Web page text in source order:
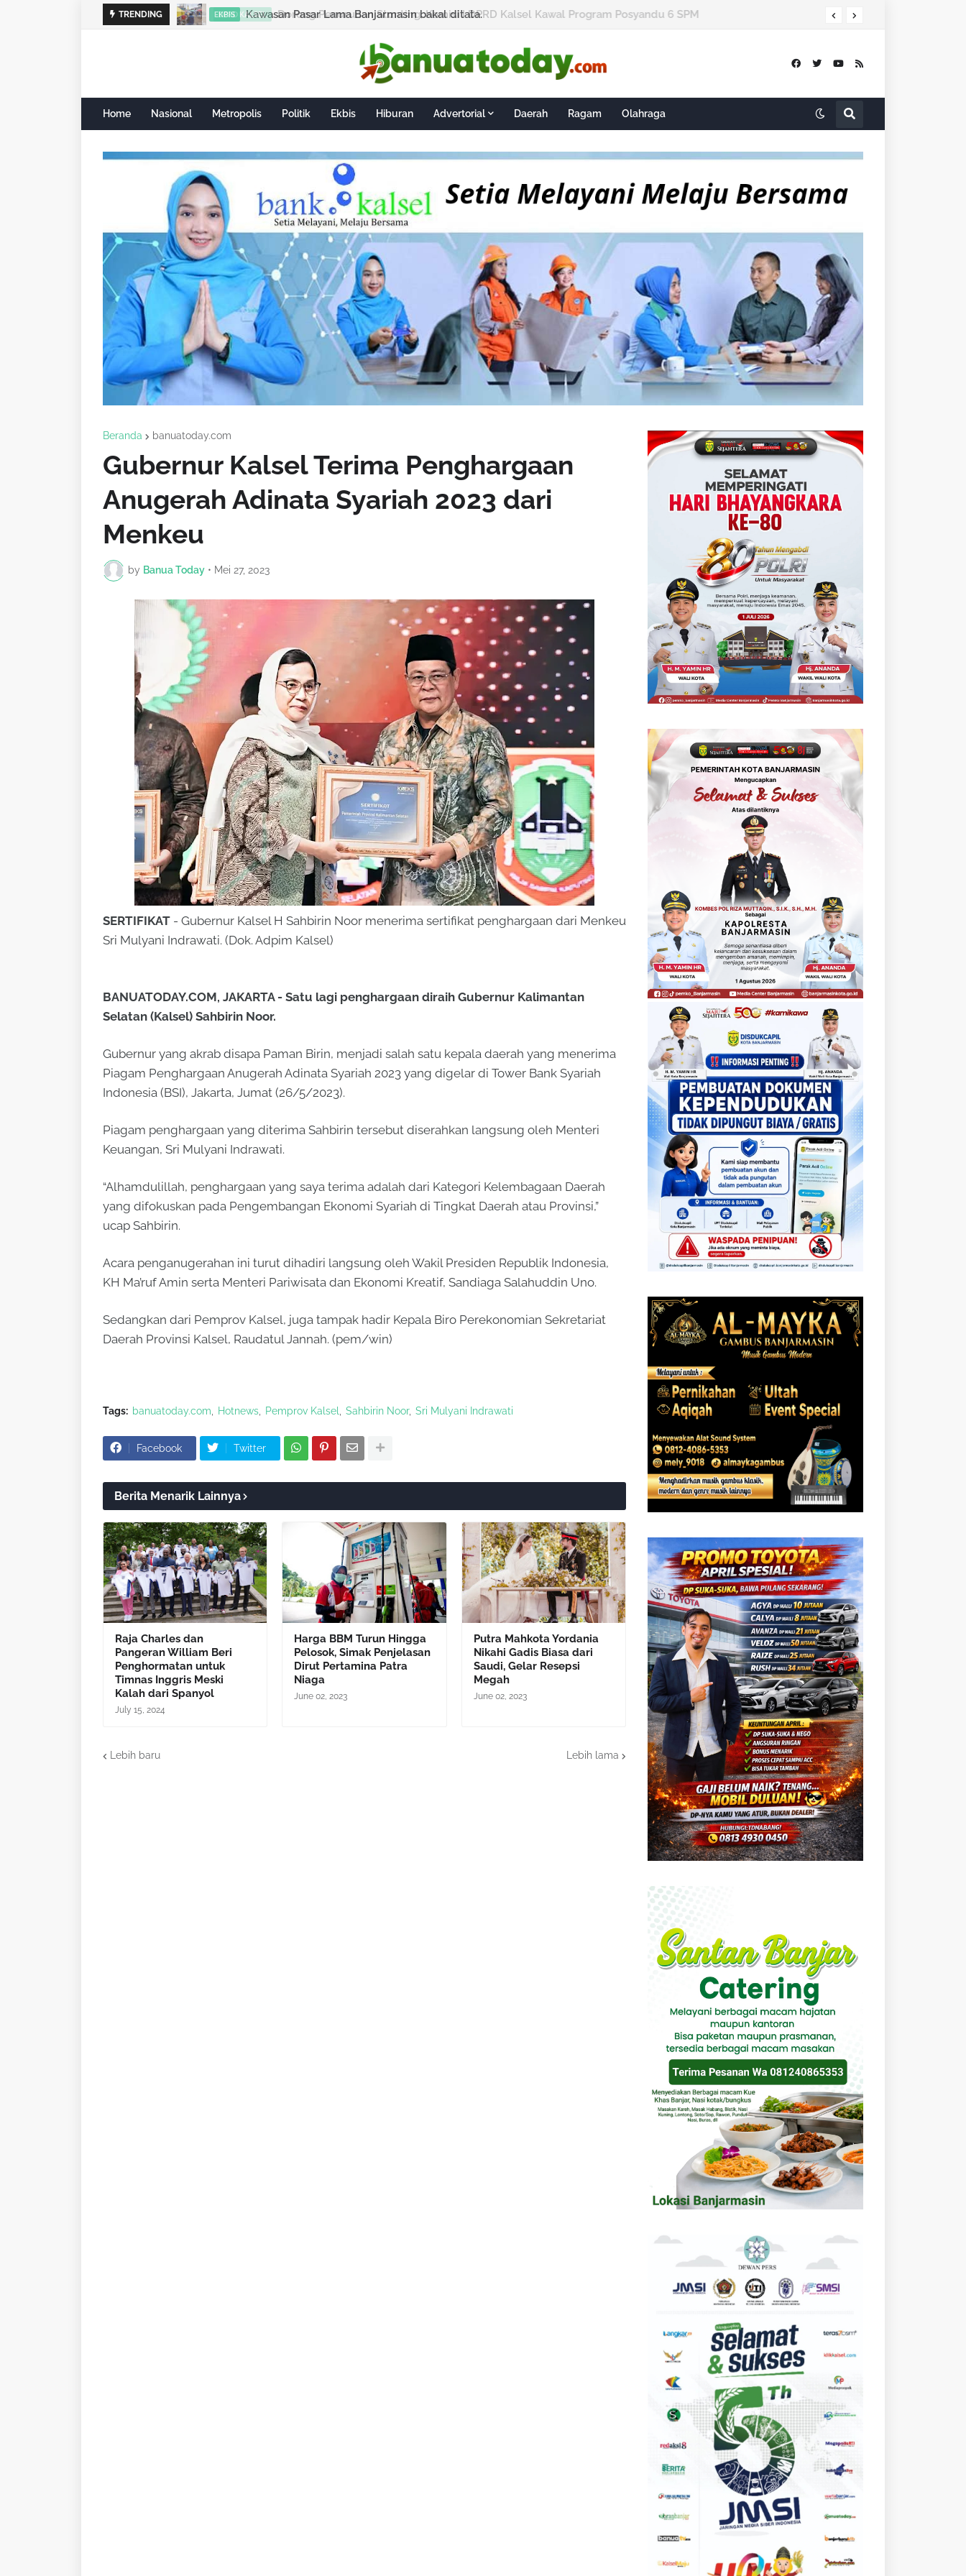
TRENDING DPRD KALSEL Dorong Penurunan Stunting, Komisi I DPRD Kalsel Kawal Program Posyandu 6 SPM
Home Nasional Metropolis Politik Ekbis Hiburan Advertorial Daerah Ragam Olahraga
Beranda banuatoday.com
Gubernur Kalsel Terima Penghargaan
Anugerah Adinata Syariah 2023 dari
Menkeu
by Banua Today • Mei 27, 2023
SERTIFIKAT - Gubernur Kalsel H Sahbirin Noor menerima sertifikat penghargaan dari Menkeu
Sri Mulyani Indrawati. (Dok. Adpim Kalsel)
BANUATODAY.COM, JAKARTA - Satu lagi penghargaan diraih Gubernur Kalimantan
Selatan (Kalsel) Sahbirin Noor.
Gubernur yang akrab disapa Paman Birin, menjadi salah satu kepala daerah yang menerima
Piagam Penghargaan Anugerah Adinata Syariah 2023 yang digelar di Tower Bank Syariah
Indonesia (BSI), Jakarta, Jumat (26/5/2023).
Piagam penghargaan yang diterima Sahbirin tersebut diserahkan langsung oleh Menteri
Keuangan, Sri Mulyani Indrawati.
“Alhamdulillah, penghargaan yang saya terima adalah dari Kategori Kelembagaan Daerah
yang difokuskan pada Pengembangan Ekonomi Syariah di Tingkat Daerah atau Provinsi,”
ucap Sahbirin.
Acara penganugerahan ini turut dihadiri langsung oleh Wakil Presiden Republik Indonesia,
KH Ma’ruf Amin serta Menteri Pariwisata dan Ekonomi Kreatif, Sandiaga Salahuddin Uno.
Sedangkan dari Pemprov Kalsel, juga tampak hadir Kepala Biro Perekonomian Sekretariat
Daerah Provinsi Kalsel, Raudatul Jannah. (pem/win)
Tags: banuatoday.com Hotnews Pemprov Kalsel Sahbirin Noor Sri Mulyani Indrawati
Facebook Twitter
Berita Menarik Lainnya
Raja Charles dan
Pangeran William Beri
Penghormatan untuk
Timnas Inggris Meski
Kalah dari Spanyol
July 15, 2024
Harga BBM Turun Hingga
Pelosok, Simak Penjelasan
Dirut Pertamina Patra
Niaga
June 02, 2023
Putra Mahkota Yordania
Nikahi Gadis Biasa dari
Saudi, Gelar Resepsi
Megah
June 02, 2023
Lebih baru Lebih lama